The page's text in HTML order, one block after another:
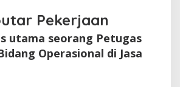
Pekerjaan
utama seorang Petugas
Operasional di Jasa